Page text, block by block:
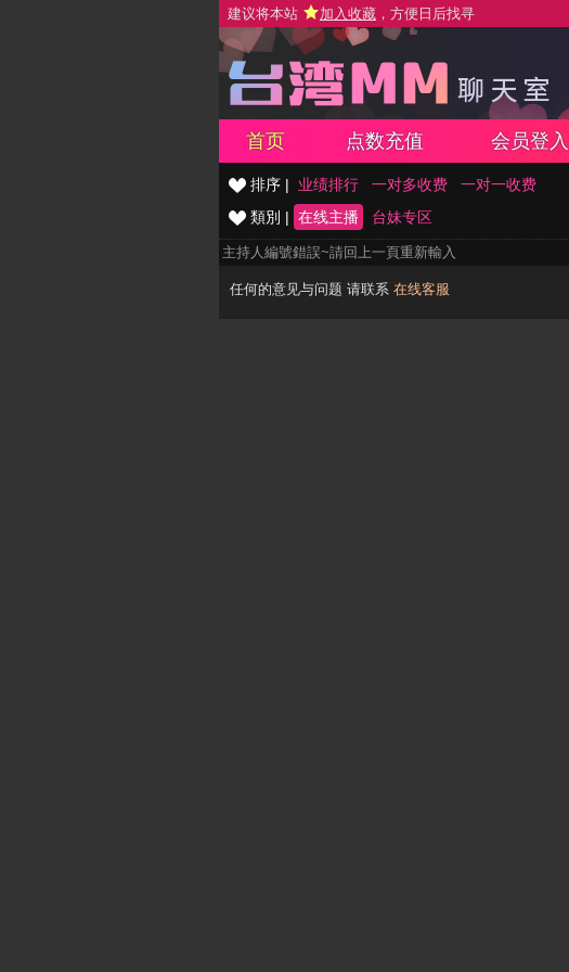
建议将本站 加入收藏 ，方便日后找寻
首页 点数充值 会员登入
排序 | 业绩排行 一对多收费 一对一收费
類別 | 在线主播 台妹专区
主持人編號錯誤~請回上一頁重新輸入
任何的意见与问题 请联系 在线客服